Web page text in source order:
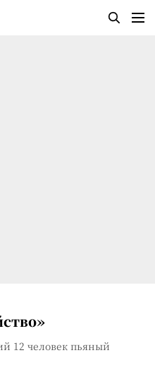
12 человек пьяный